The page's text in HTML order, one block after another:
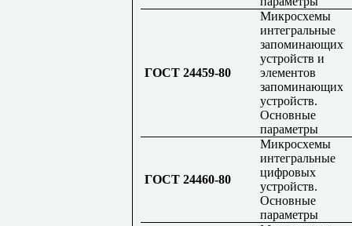
ГОСТ 24459-80
Микросхемы
интегральные
запоминающих
устройств и
элементов
запоминающих
устройств.
Основные
параметры
ГОСТ 24460-80
Микросхемы
интегральные
цифровых
устройств.
Основные
параметры